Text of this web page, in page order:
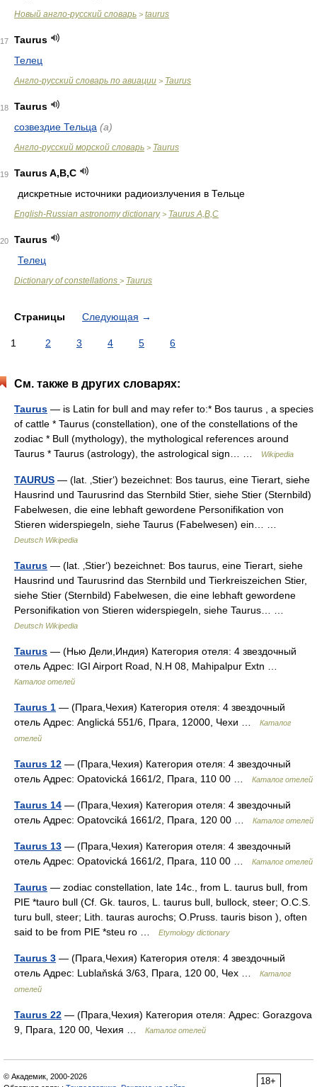
Новый англо-русский словарь > taurus
17
Taurus
Телец
Англо-русский словарь по авиации > Taurus
18
Taurus
созвездие Тельца (а)
Англо-русский морской словарь > Taurus
19
Taurus A,B,C
дискретные источники радиоизлучения в Тельце
English-Russian astronomy dictionary> Taurus A,B,C
20
Taurus
Телец
Dictionary of constellations > Taurus
Страницы Следующая →
1 2 3 4 5 6
См. также в других словарях:
Taurus — is Latin for bull and may refer to:* Bos taurus , a species
of cattle * Taurus (constellation), one of the constellations of the
zodiac * Bull (mythology), the mythological references around
Taurus * Taurus (astrology), the astrological sign… …
Wikipedia
TAURUS — (lat. ‚Stier‘) bezeichnet: Bos taurus, eine Tierart, siehe
Hausrind und Taurusrind das Sternbild Stier, siehe Stier (Sternbild)
Fabelwesen, die eine lebhaft gewordene Personifikation von
Stieren widerspiegeln, siehe Taurus (Fabelwesen) ein… …
Deutsch Wikipedia
Taurus — (lat. ‚Stier‘) bezeichnet: Bos taurus, eine Tierart, siehe
Hausrind und Taurusrind das Sternbild und Tierkreiszeichen Stier,
siehe Stier (Sternbild) Fabelwesen, die eine lebhaft gewordene
Personifikation von Stieren widerspiegeln, siehe Taurus… …
Deutsch Wikipedia
Taurus — (Нью Дели,Индия) Категория отеля: 4 звездочный
отель Адрес: IGI Airport Road, N.H 08, Mahipalpur Extn …
Каталог отелей
Taurus 1 — (Прага,Чехия) Категория отеля: 4 звездочный
отель Адрес: Anglická 551/6, Прага, 12000, Чехи …
Каталог
отелей
Taurus 12 — (Прага,Чехия) Категория отеля: 4 звездочный
отель Адрес: Opatovická 1661/2, Прага, 110 00 …
Каталог отелей
Taurus 14 — (Прага,Чехия) Категория отеля: 4 звездочный
отель Адрес: Opatovciká 1661/2, Прага, 120 00 …
Каталог отелей
Taurus 13 — (Прага,Чехия) Категория отеля: 4 звездочный
отель Адрес: Opatovická 1661/2, Прага, 110 00 …
Каталог отелей
Taurus — zodiac constellation, late 14c., from L. taurus bull, from
PIE *tauro bull (Cf. Gk. tauros, L. taurus bull, bullock, steer; O.C.S.
turu bull, steer; Lith. tauras aurochs; O.Pruss. tauris bison ), often
said to be from PIE *steu ro …
Etymology dictionary
Taurus 3 — (Прага,Чехия) Категория отеля: 4 звездочный
отель Адрес: Lublaňská 3/63, Прага, 120 00, Чех …
Каталог
отелей
Taurus 22 — (Прага,Чехия) Категория отеля: Адрес: Gorazgova
9, Прага, 120 00, Чехия …
Каталог отелей
18+
© Академик, 2000-2026